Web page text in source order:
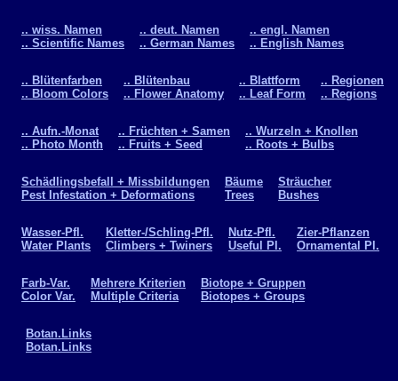
.. wiss. Namen
.. Scientific Names
.. deut. Namen
.. German Names
.. engl. Namen
.. English Names
.. Blütenfarben
.. Bloom Colors
.. Blütenbau
.. Flower Anatomy
.. Blattform
.. Leaf Form
.. Regionen
.. Regions
.. Aufn.-Monat
.. Photo Month
.. Früchten + Samen
.. Fruits + Seed
.. Wurzeln + Knollen
.. Roots + Bulbs
Schädlingsbefall + Missbildungen
Pest Infestation + Deformations
Bäume
Trees
Sträucher
Bushes
Wasser-Pfl.
Water Plants
Kletter-/Schling-Pfl.
Climbers + Twiners
Nutz-Pfl.
Useful Pl.
Zier-Pflanzen
Ornamental Pl.
Farb-Var.
Color Var.
Mehrere Kriterien
Multiple Criteria
Biotope + Gruppen
Biotopes + Groups
Botan.Links
Botan.Links